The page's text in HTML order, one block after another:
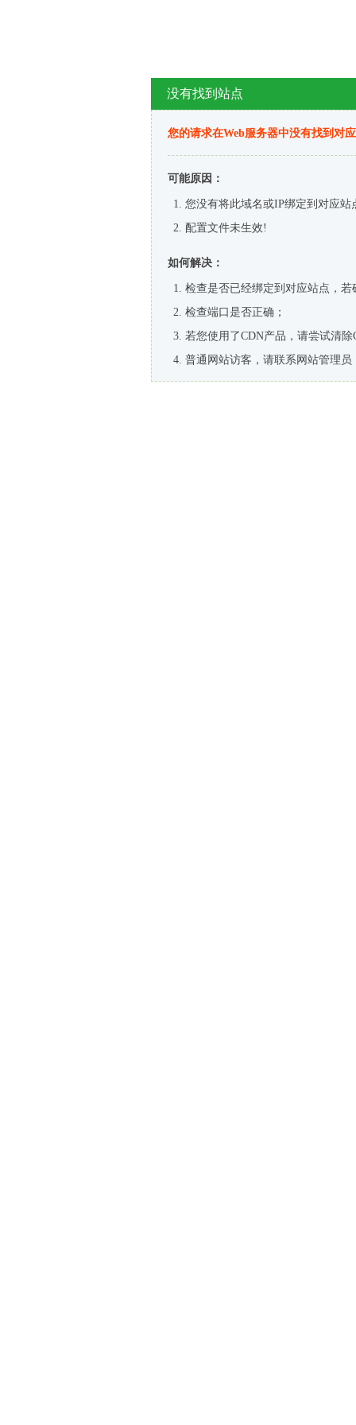
没有找到站点
您的请求在Web服务器中没有找到对
可能原因：
您没有将此域名或IP绑定到对应站
配置文件未生效!
如何解决：
检查是否已经绑定到对应站点，
检查端口是否正确；
若您使用了CDN产品，请尝试清除
普通网站访客，请联系网站管理员